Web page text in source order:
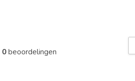
0beoordelingen